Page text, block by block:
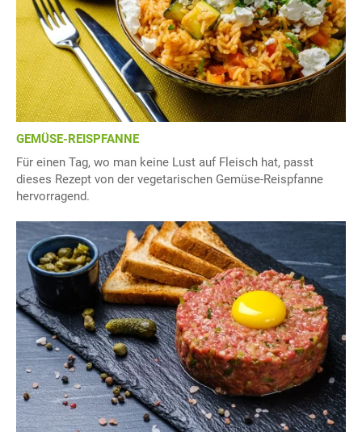
GEMÜSE-REISPFANNE
Für einen Tag, wo man keine Lust auf Fleisch hat, passt
dieses Rezept von der vegetarischen Gemüse-Reispfanne
hervorragend.